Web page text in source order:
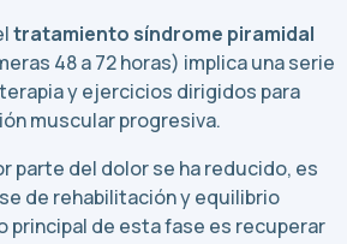
tratamiento síndrome piramidal
48 a 72 horas) implica una serie
y ejercicios dirigidos para
muscular progresiva.
parte del dolor se ha reducido, es
de rehabilitación y equilibrio
principal de esta fase es recuperar